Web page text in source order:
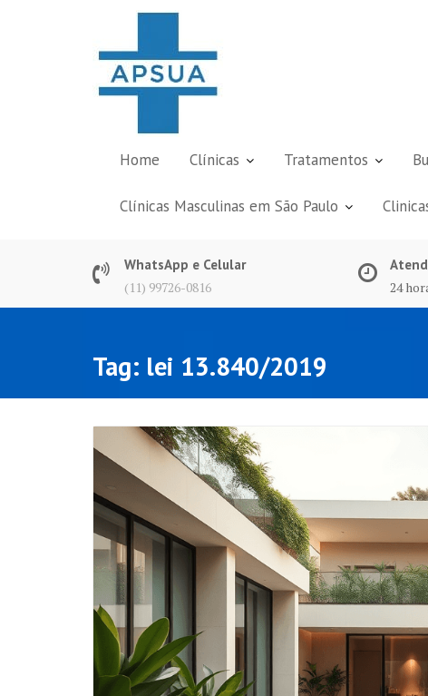
Home Clínicas Tratamentos
Clínicas Masculinas em São Paulo
WhatsApp e Celular
(11) 99726-0816
24
Tag: lei 13.840/2019